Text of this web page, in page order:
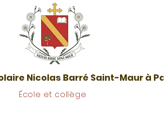
Nicolas Barré Saint-Maur à Pau
École et collège